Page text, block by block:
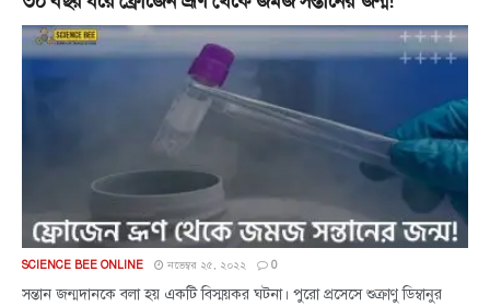
SCIENCE BEE ONLINE নভেম্বর ২৫, ২০২২ 0
সন্তান জন্মদানকে বলা হয় একটি বিস্ময়কর ঘটনা। পুরো প্রসেসে শুক্রাণু ডিম্বানুর